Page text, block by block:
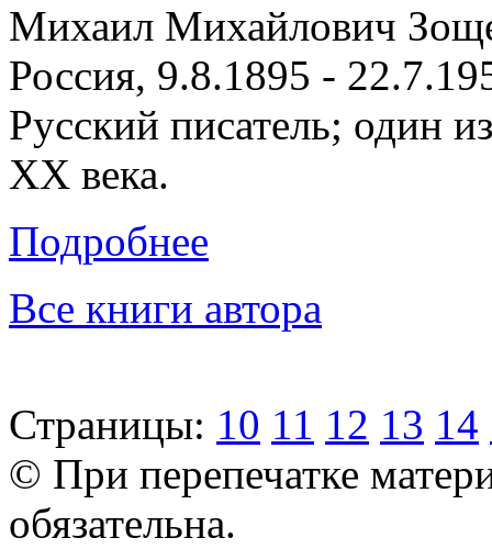
Михаил Михайлович
Россия, 9.8.1895 -
Русский писатель; один
XX века.
Подробнее
Все книги автора
Страницы: 10 11 12 13 14
© При перепечатке
обязательна.